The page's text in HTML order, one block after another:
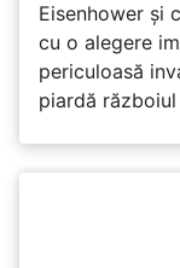
Eisenhower și
cu o alegere
periculoasă
piardă